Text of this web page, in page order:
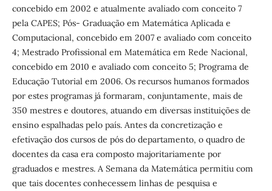
concebido em 2002 e atualmente avaliado com conceito 7
pela CAPES; Pós- Graduação em Matemática Aplicada e
Computacional, concebido em 2007 e avaliado com conceito
4; Mestrado Profissional em Matemática em Rede Nacional,
concebido em 2010 e avaliado com conceito 5; Programa de
Educação Tutorial em 2006. Os recursos humanos formados
por estes programas já formaram, conjuntamente, mais de
350 mestres e doutores, atuando em diversas instituições de
ensino espalhadas pelo país. Antes da concretização e
efetivação dos cursos de pós do departamento, o quadro de
docentes da casa era composto majoritariamente por
graduados e mestres. A Semana da Matemática permitiu com
que tais docentes conhecessem linhas de pesquisa e